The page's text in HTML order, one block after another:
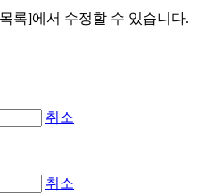
록]에서 수정할 수 있습니다.
취소
취소